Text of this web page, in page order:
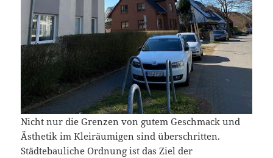
Nicht nur die Grenzen von gutem Geschmack und
Ästhetik im Kleiräumigen sind überschritten.
Städtebauliche Ordnung ist das Ziel der